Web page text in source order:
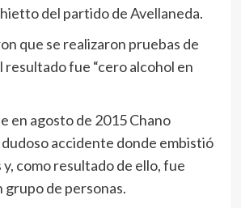
del partido de Avellaneda.
que se realizaron pruebas de
resultado fue “cero alcohol en
en agosto de 2015 Chano
accidente donde embistió
como resultado de ello, fue
grupo de personas.